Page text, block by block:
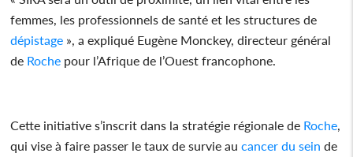
femmes, les professionnels de santé et les structures de
dépistage », a expliqué Eugène Monckey, directeur général
de Roche pour l’Afrique de l’Ouest francophone.
Cette initiative s’inscrit dans la stratégie régionale de Roche
qui vise à faire passer le taux de survie au cancer du sein de